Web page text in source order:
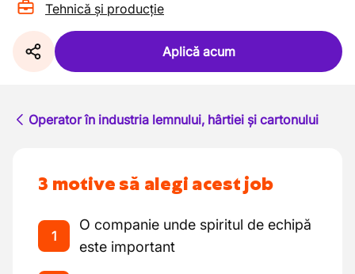
Tehnică și producție
Aplică acum
Operator în industria lemnului, hârtiei și cartonului
3 motive să alegi acest job
1
O companie unde spiritul de echipă
este important